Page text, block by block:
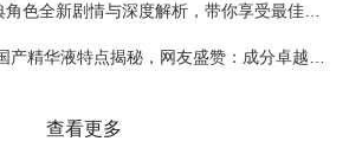
入了与其他公司或组织的竞争与合
其他经营者建立战略联盟，共同应
海马剧场：探秘经典角色全新剧情与深度解析，带你享受最佳观剧指南
2024年最新久久久国产精华液特点揭秘，网友盛赞：成分卓越，效果显著！
查看更多